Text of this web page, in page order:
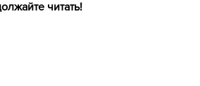
читать!